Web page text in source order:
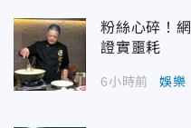
粉絲心碎！
證實噩耗
6小時前 娛樂